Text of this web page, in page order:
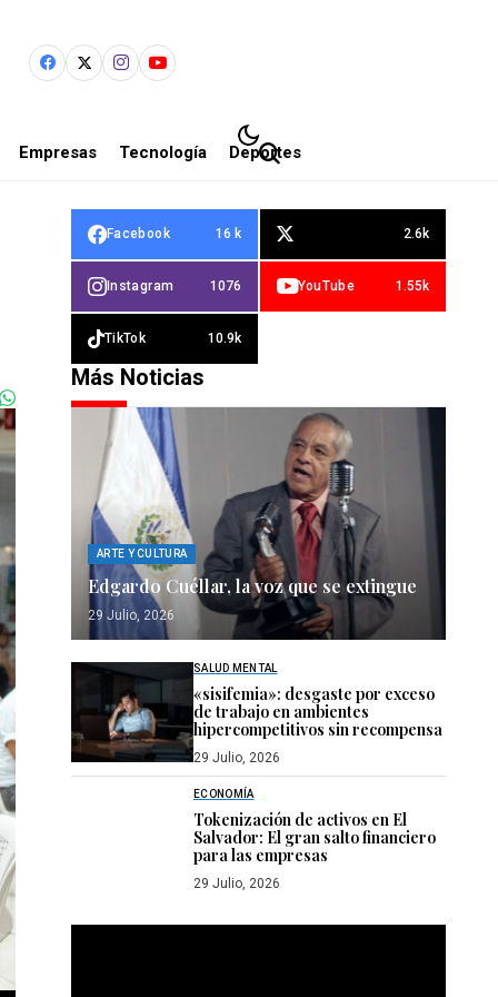
Empresas Tecnología Deportes
Facebook 16 k 2.6k
Instagram 1076 YouTube 1.55k
TikTok 10.9k
Más Noticias
ARTE Y CULTURA
Edgardo Cuéllar, la voz que se extingue
29 Julio, 2026
SALUD MENTAL
«sisifemia»: desgaste por exceso
de trabajo en ambientes
hipercompetitivos sin recompensa
29 Julio, 2026
ECONOMÍA
Tokenización de activos en El
Salvador: El gran salto financiero
para las empresas
29 Julio, 2026